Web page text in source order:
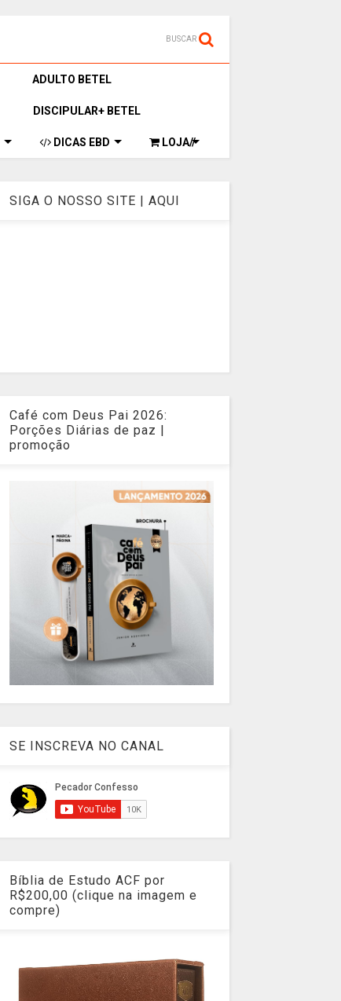
BUSCAR
ADULTO BETEL
DISCIPULAR+ BETEL
DICAS EBD LOJA//
SIGA O NOSSO SITE | AQUI
Café com Deus Pai 2026:
Porções Diárias de paz |
promoção
SE INSCREVA NO CANAL
Bíblia de Estudo ACF por
R$200,00 (clique na imagem e
compre)